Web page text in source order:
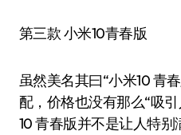
第三款 小米10青春版
虽然美名其曰“小米10 青
配，价格也没有那么“吸
10 青春版并不是让人特别